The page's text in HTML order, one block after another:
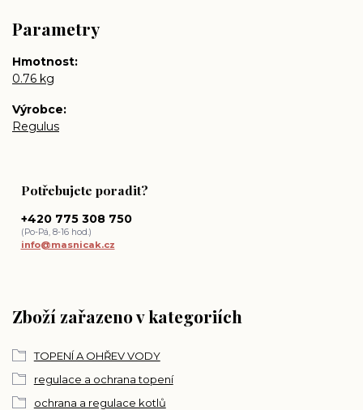
Parametry
Hmotnost
0.76 kg
Výrobce
Regulus
Zboží zařazeno v kategoriích
TOPENÍ A OHŘEV VODY
regulace a ochrana topení
ochrana a regulace kotlů
Potřebujete poradit?
+420 775 308 750
(Po-Pá, 8-16 hod.)
info@masnicak.cz